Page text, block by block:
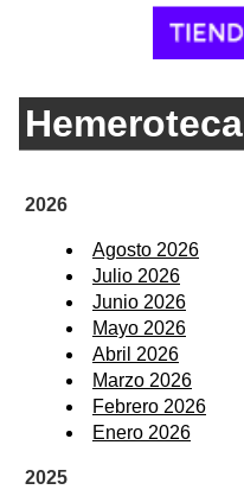
Hemeroteca
2026
Agosto 2026
Julio 2026
Junio 2026
Mayo 2026
Abril 2026
Marzo 2026
Febrero 2026
Enero 2026
2025